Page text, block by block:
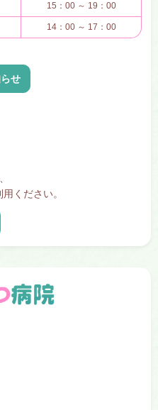
15：00 ～ 19：00
14：00 ～ 17：00
せ
ください。